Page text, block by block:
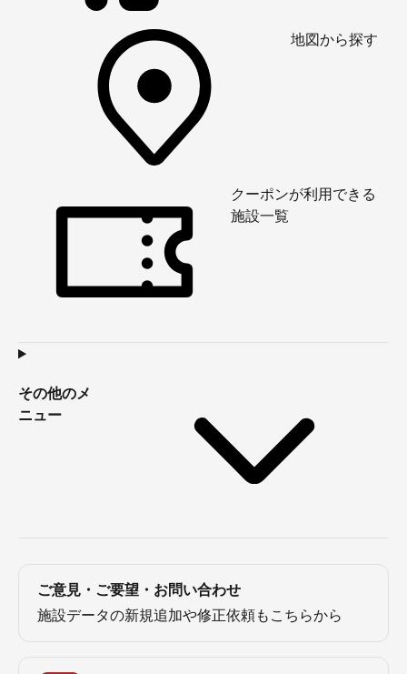
地図から探す
クーポンが利用できる
施設一覧
その他のメ
ニュー
ご意見・ご要望・お問い合わせ
施設データの新規追加や修正依頼もこちらから